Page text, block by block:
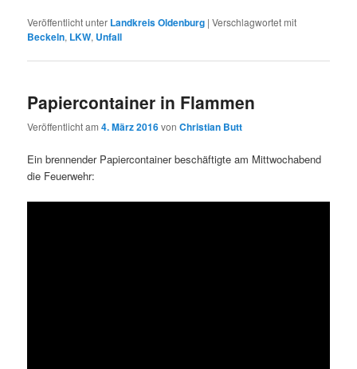
Veröffentlicht unter Landkreis Oldenburg |Verschlagwortet mit
Beckeln, LKW, Unfall
Papiercontainer in Flammen
Veröffentlicht am4. März 2016vonChristian Butt
Ein brennender Papiercontainer beschäftigte am Mittwochabend
die Feuerwehr: